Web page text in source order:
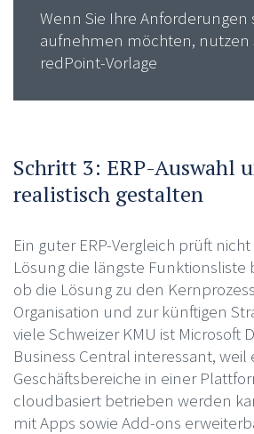
Wenn Sie Ihre
aufnehmen möchten, nutzen
redPoint-Vorlage
Schritt 3: ERP-Auswahl
realistisch gestalten
Ein guter ERP-Vergleich prüft
Lösung die längste Funktionsliste
ob die Lösung zu den
Organisation und zur künftigen
viele Schweizer KMU ist Microsoft
Business Central interessant, weil
Geschäftsbereiche in einer
cloudbasiert betrieben werden
mit Apps sowie Add-ons